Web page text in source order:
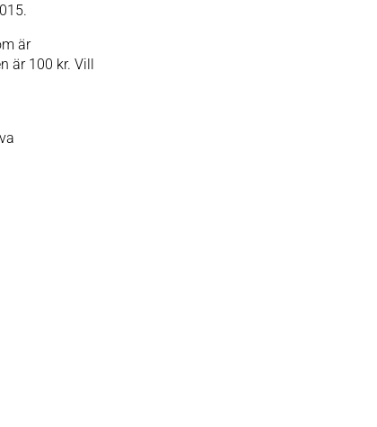
är
är 100 kr. Vill